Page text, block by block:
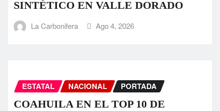
SINTÉTICO EN VALLE DORADO
La Carbonifera Ago 4, 2026
ESTATAL NACIONAL PORTADA
COAHUILA EN EL TOP 10 DE